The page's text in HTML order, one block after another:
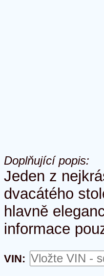
Doplňující popis:
Jeden z
dvacátého
hlavně
informace
VIN: